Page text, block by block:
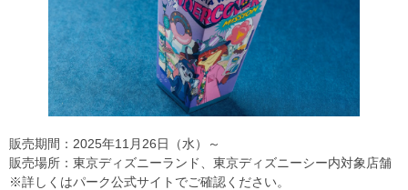
販売期間：2025年11月26日（水）～
販売場所：東京ディズニーランド、東京ディズニーシー内対象店舗
※詳しくはパーク公式サイトでご確認ください。